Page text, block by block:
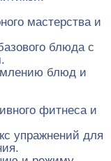
мастерства и
блюда с
блюд и
фитнеса и
упражнений для